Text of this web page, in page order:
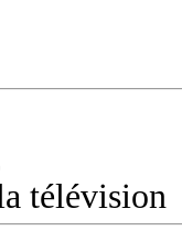
télévision